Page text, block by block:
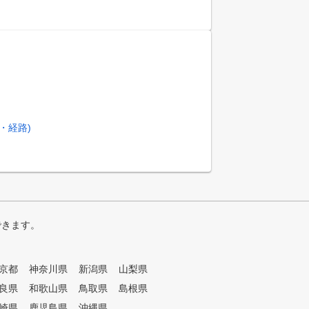
経路)
ます。
都 神奈川県 新潟県
山梨県
県
和歌山県 鳥取県
島根県